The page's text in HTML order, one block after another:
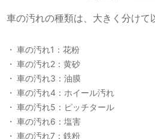
車の汚れの種類は、大きく分けて
車の汚れ1：花粉
車の汚れ2：黄砂
車の汚れ3：油膜
車の汚れ4：ホイール汚れ
車の汚れ5：ピッチタール
車の汚れ6：塩害
車の汚れ7：鉄粉